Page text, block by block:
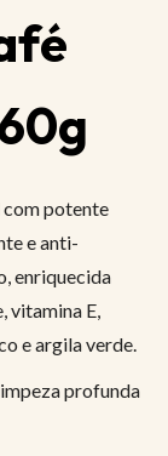
potente
e anti-
enriquecida
vitamina E,
e argila verde.
profunda